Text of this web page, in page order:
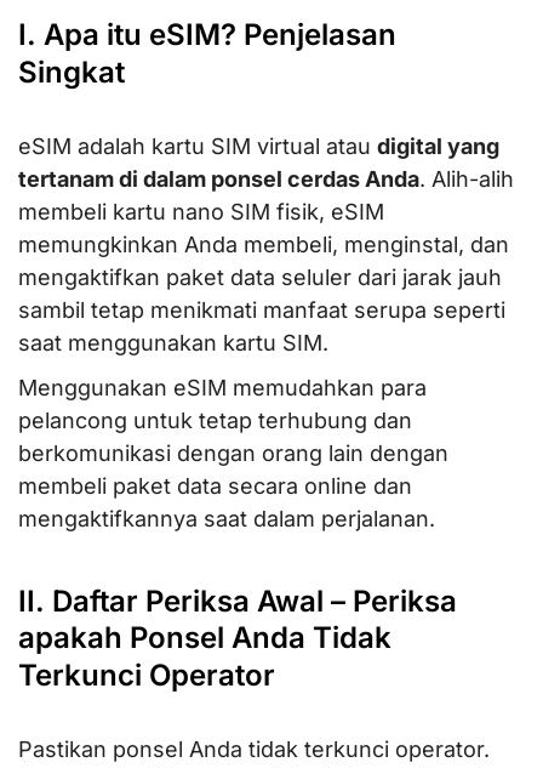
I. Apa itu eSIM? Penjelasan
Singkat
eSIM adalah kartu SIM virtual atau digital yang
tertanam di dalam ponsel cerdas Anda. Alih-alih
membeli kartu nano SIM fisik, eSIM
memungkinkan Anda membeli, menginstal, dan
mengaktifkan paket data seluler dari jarak jauh
sambil tetap menikmati manfaat serupa seperti
saat menggunakan kartu SIM.
Menggunakan eSIM memudahkan para
pelancong untuk tetap terhubung dan
berkomunikasi dengan orang lain dengan
membeli paket data secara online dan
mengaktifkannya saat dalam perjalanan.
II. Daftar Periksa Awal – Periksa
apakah Ponsel Anda Tidak
Terkunci Operator
Pastikan ponsel Anda tidak terkunci operator.